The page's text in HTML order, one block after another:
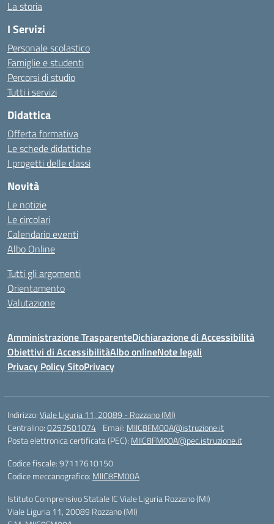
La storia
I Servizi
Personale scolastico
Famiglie e studenti
Percorsi di studio
Tutti i servizi
Didattica
Offerta formativa
Le schede didattiche
I progetti delle classi
Novità
Le notizie
Le circolari
Calendario eventi
Albo Online
Tutti gli argomenti
Orientamento
Valutazione
Amministrazione TrasparenteDichiarazione di Accessibilità
Obiettivi di AccessibilitàAlbo onlineNote legali
Privacy Policy SitoPrivacy
Indirizzo:Viale Liguria 11, 20089 - Rozzano (MI)
Centralino:0257501074 Email: MIIC8FM00A@istruzione.it
Posta elettronica certificata (PEC): MIIC8FM00A@pec.istruzione.it
Codice fiscale: 97117610150
Codice meccanografico: MIIC8FM00A
Istituto Comprensivo Statale IC Viale Liguria Rozzano (MI)
Viale Liguria 11, 20089 Rozzano (MI)